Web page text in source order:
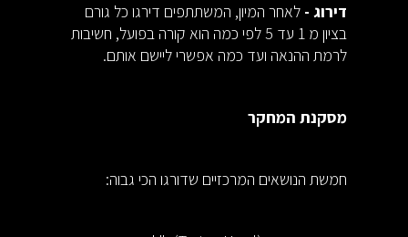
דירוג - לאחר המיון, המשתתפים דירגו כל גורם
בציון מ 1 עד 5 לפי כמה הוא קורה בפועל, חשיבות
לרמת ההנאה ועד כמה אפשרי ליישם אותם.
מסקנת המחקר
חמשת הנושאים המרכזיים שדורגו הכי גבוה: